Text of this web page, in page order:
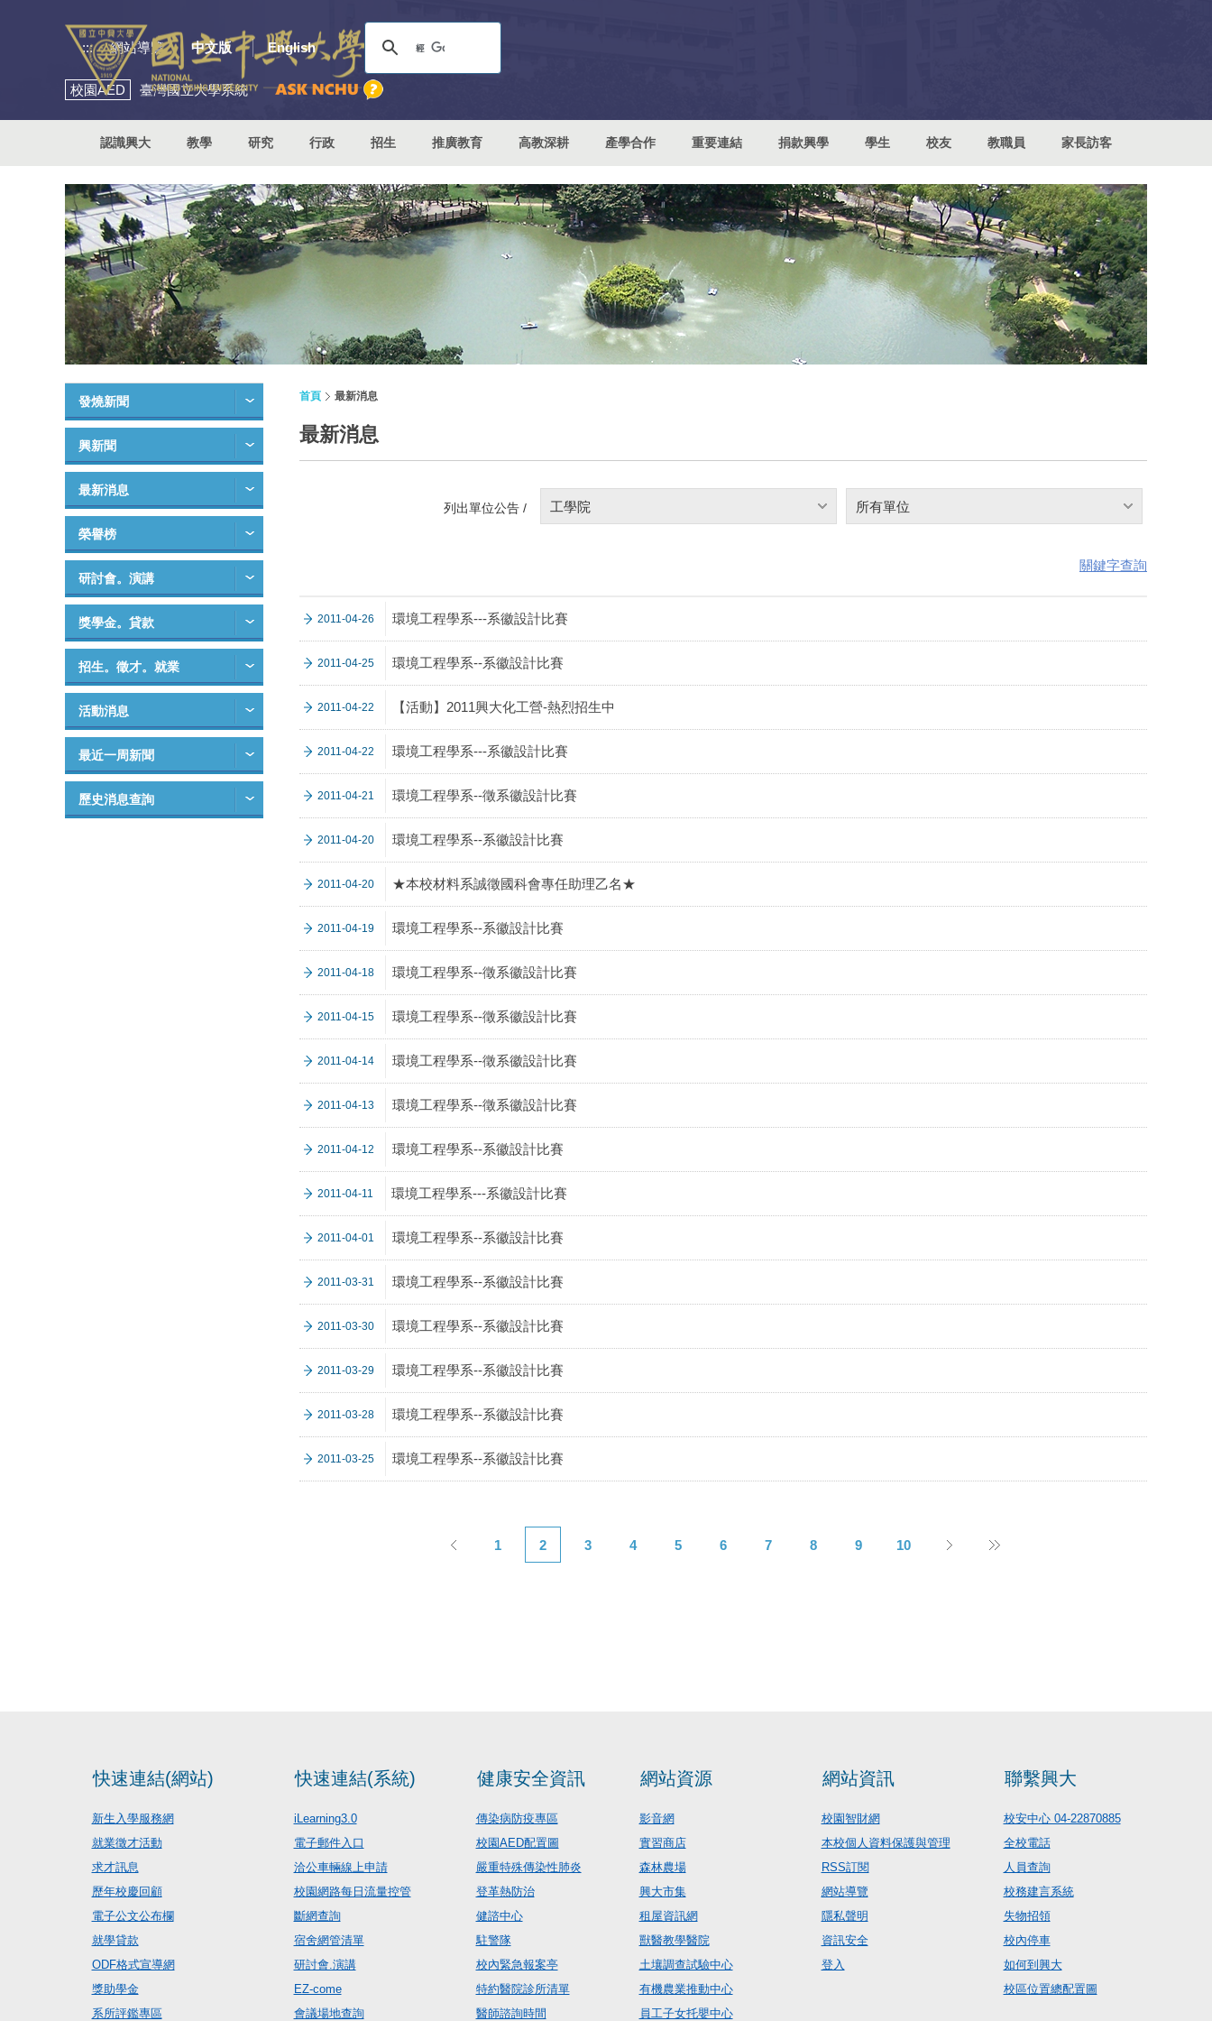
::: 網站導覽 中文版 English
校園AED 臺灣國立大學系統
認識興大 教學 研究 行政 招生 推廣教育 高教深耕 產學合作 重要連結 捐款興學 學生 校友 教職員 家長訪客
發燒新聞
興新聞
最新消息
榮譽榜
研討會。演講
獎學金。貸款
招生。徵才。就業
活動消息
最近一周新聞
歷史消息查詢
首頁 最新消息
最新消息
列出單位公告 / 工學院 所有單位
關鍵字查詢
2011-04-26 環境工程學系---系徽設計比賽
2011-04-25 環境工程學系--系徽設計比賽
2011-04-22 【活動】2011興大化工營-熱烈招生中
2011-04-22 環境工程學系---系徽設計比賽
2011-04-21 環境工程學系--徵系徽設計比賽
2011-04-20 環境工程學系--系徽設計比賽
2011-04-20 ★本校材料系誠徵國科會專任助理乙名★
2011-04-19 環境工程學系--系徽設計比賽
2011-04-18 環境工程學系--徵系徽設計比賽
2011-04-15 環境工程學系--徵系徽設計比賽
2011-04-14 環境工程學系--徵系徽設計比賽
2011-04-13 環境工程學系--徵系徽設計比賽
2011-04-12 環境工程學系--系徽設計比賽
2011-04-11 環境工程學系---系徽設計比賽
2011-04-01 環境工程學系--系徽設計比賽
2011-03-31 環境工程學系--系徽設計比賽
2011-03-30 環境工程學系--系徽設計比賽
2011-03-29 環境工程學系--系徽設計比賽
2011-03-28 環境工程學系--系徽設計比賽
2011-03-25 環境工程學系--系徽設計比賽
1 2 3 4 5 6 7 8 9 10
快速連結(網站)
新生入學服務網
就業徵才活動
求才訊息
歷年校慶回顧
電子公文公布欄
就學貸款
ODF格式宣導網
獎助學金
系所評鑑專區
快速連結(系統)
iLearning3.0
電子郵件入口
洽公車輛線上申請
校園網路每日流量控管
斷網查詢
宿舍網管清單
研討會.演講
EZ-come
會議場地查詢
健康安全資訊
傳染病防疫專區
校園AED配置圖
嚴重特殊傳染性肺炎
登革熱防治
健諮中心
駐警隊
校內緊急報案亭
特約醫院診所清單
醫師諮詢時間
網站資源
影音網
實習商店
森林農場
興大市集
租屋資訊網
獸醫教學醫院
土壤調查試驗中心
有機農業推動中心
員工子女托嬰中心
網站資訊
校園智財網
本校個人資料保護與管理
RSS訂閱
網站導覽
隱私聲明
資訊安全
登入
聯繫興大
校安中心 04-22870885
全校電話
人員查詢
校務建言系統
失物招領
校內停車
如何到興大
校區位置總配置圖